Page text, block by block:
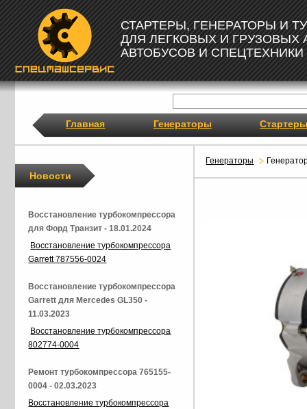
СТАРТЕРЫ, ГЕНЕРАТОРЫ И
ДЛЯ ЛЕГКОВЫХ И ГРУЗОВЫХ
АВТОБУСОВ И СПЕЦТЕХНИКИ
Главная Генераторы Стартеры
Генераторы
Новости
Восстановление турбокомпрессора
для Форд Транзит - 18.01.2024
Восстановление турбокомпрессора
Garrett 787556-0024
Восстановление турбокомпрессора
Garrett для Mercedes GL350 -
11.03.2023
Восстановление турбокомпрессора
802774-0004
Ремонт турбокомпрессора 765155-
0004 - 02.03.2023
Восстановление турбокомпрессора